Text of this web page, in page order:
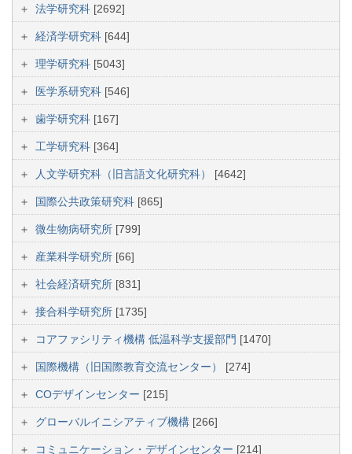
法学研究科 [2692]
経済学研究科 [644]
理学研究科 [5043]
医学系研究科 [546]
歯学研究科 [167]
工学研究科 [364]
人文学研究科（旧言語文化研究科） [4642]
国際公共政策研究科 [865]
微生物病研究所 [799]
産業科学研究所 [66]
社会経済研究所 [831]
接合科学研究所 [1735]
コアファシリティ機構 低温科学支援部門 [1470]
国際機構（旧国際教育交流センター） [274]
COデザインセンター [215]
グローバルイニシアティブ機構 [266]
コミュニケーション・デザインセンター [214]